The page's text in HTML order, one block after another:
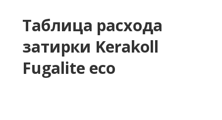
Таблица расхода
затирки Kerakoll
Fugalite eco